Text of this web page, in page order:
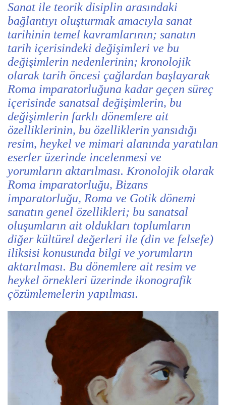
Sanat ile teorik disiplin arasındaki
bağlantıyı oluşturmak amacıyla sanat
tarihinin temel kavramlarının; sanatın
tarih içerisindeki değişimleri ve bu
değişimlerin nedenlerinin; kronolojik
olarak tarih öncesi çağlardan başlayarak
Roma imparatorluğuna kadar geçen süreç
içerisinde sanatsal değişimlerin, bu
değişimlerin farklı dönemlere ait
özelliklerinin, bu özelliklerin yansıdığı
resim, heykel ve mimari alanında yaratılan
eserler üzerinde incelenmesi ve
yorumların aktarılması. Kronolojik olarak
Roma imparatorluğu, Bizans
imparatorluğu, Roma ve Gotik dönemi
sanatın genel özellikleri; bu sanatsal
oluşumların ait oldukları toplumların
diğer kültürel değerleri ile (din ve felsefe)
iliksisi konusunda bilgi ve yorumların
aktarılması. Bu dönemlere ait resim ve
heykel örnekleri üzerinde ikonografik
çözümlemelerin yapılması.